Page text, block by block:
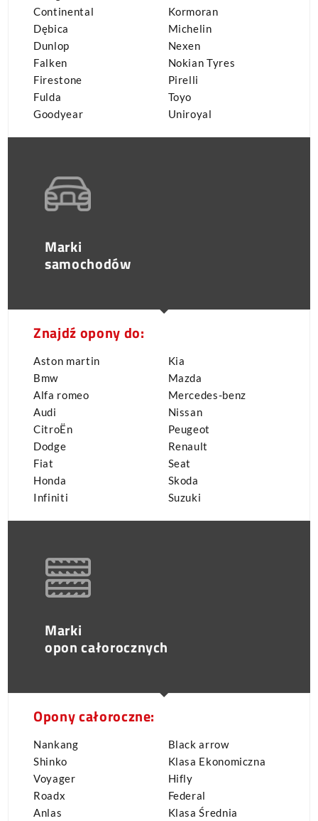
Continental
Dębica
Dunlop
Falken
Firestone
Fulda
Goodyear
Kormoran
Michelin
Nexen
Nokian Tyres
Pirelli
Toyo
Uniroyal
Marki
samochodów
Znajdź opony do:
Aston martin
Bmw
Alfa romeo
Audi
CitroËn
Dodge
Fiat
Honda
Infiniti
Kia
Mazda
Mercedes-benz
Nissan
Peugeot
Renault
Seat
Skoda
Suzuki
Opony całoroczne:
Nankang
Shinko
Voyager
Roadx
Anlas
Black arrow
Klasa Ekonomiczna
Hifly
Federal
Klasa Średnia
Marki
opon całorocznych